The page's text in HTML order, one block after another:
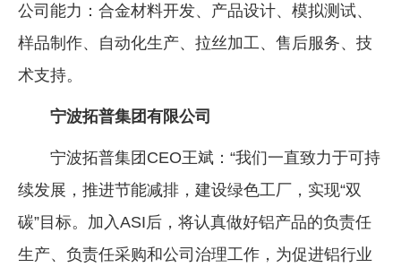
公司能力：合金材料开发、产品设计、模拟测试、
样品制作、自动化生产、拉丝加工、售后服务、技
术支持。
宁波拓普集团有限公司
宁波拓普集团CEO王斌：“我们一直致力于可持
续发展，推进节能减排，建设绿色工厂，实现“双
碳”目标。加入ASI后，将认真做好铝产品的负责任
生产、负责任采购和公司治理工作，为促进铝行业